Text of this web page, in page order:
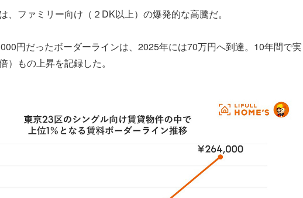
、ファミリー向け（２DK以上）の爆発的な高騰だ。
円だったボーダーラインは、2025年には70万円へ到達。10年間で実
）もの上昇を記録した。